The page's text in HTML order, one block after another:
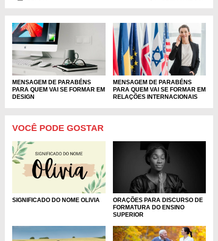
MENSAGEM DE PARABÉNS
PARA QUEM VAI SE FORMAR EM
DESIGN
MENSAGEM DE PARABÉNS
PARA QUEM VAI SE FORMAR EM
RELAÇÕES INTERNACIONAIS
VOCÊ PODE GOSTAR
SIGNIFICADO DO NOME OLIVIA
ORAÇÕES PARA DISCURSO DE
FORMATURA DO ENSINO
SUPERIOR